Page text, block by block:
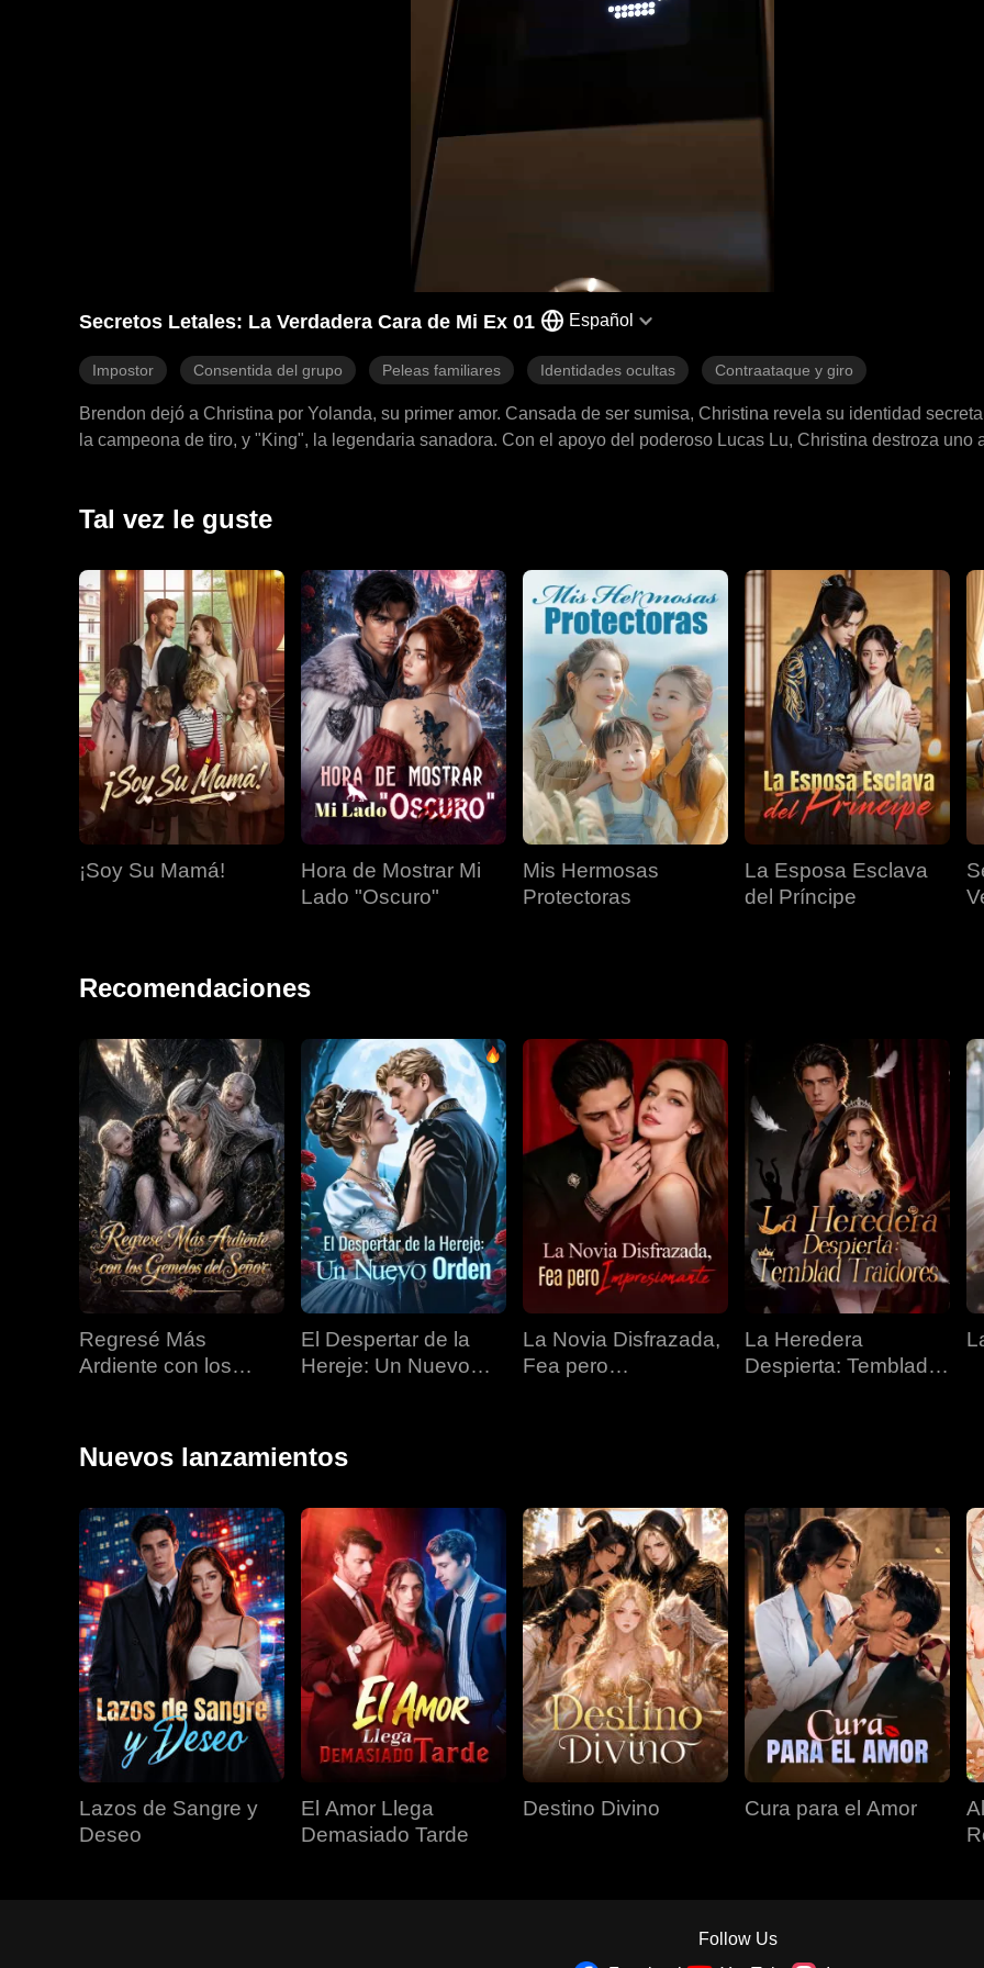
Secretos Letales: La Verdadera Cara de Mi Ex 01 Español
Impostor Consentida del grupo Peleas familiares Identidades ocultas Contraataque y giro
Brendon dejó a Christina por Yolanda, su primer amor. Cansada de ser sumisa, Christina revela su identidad
la campeona de tiro, y "King", la legendaria sanadora. Con el apoyo del poderoso Lucas Lu, Christina destroza uno
Tal vez le guste
¡Soy Su Mamá!
Hora de Mostrar Mi
Lado "Oscuro"
Mis Hermosas
Protectoras
La Esposa Esclava
del Príncipe
Recomendaciones
Regresé Más
Ardiente con los
El Despertar de la
Hereje: Un Nuevo
La Novia Disfrazada,
Fea pero
La Heredera
Despierta: Temblad
Nuevos lanzamientos
Lazos de Sangre y
Deseo
El Amor Llega
Demasiado Tarde
Destino Divino Cura para el Amor
Follow Us